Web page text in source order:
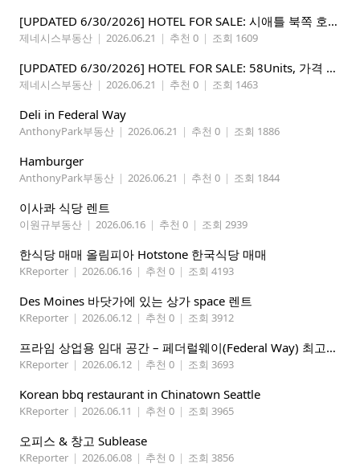
[UPDATED 6/30/2026] HOTEL FOR SALE: 시애틀 북쪽 호텔 – 연매상 200만불, 순수입 80만불, 핵심 입지
제네시스부동산 | 2026.06.21 | 추천 0 | 조회 1609
[UPDATED 6/30/2026] HOTEL FOR SALE: 58Units, 가격 295만불, 연매상 135만불
제네시스부동산 | 2026.06.21 | 추천 0 | 조회 1463
Deli in Federal Way
AnthonyPark부동산 | 2026.06.21 | 추천 0 | 조회 1886
Hamburger
AnthonyPark부동산 | 2026.06.21 | 추천 0 | 조회 1844
이사콰 식당 렌트
이원규부동산 | 2026.06.16 | 추천 0 | 조회 2939
한식당 매매 올림피아 Hotstone 한국식당 매매
KReporter | 2026.06.16 | 추천 0 | 조회 4193
Des Moines 바닷가에 있는 상가 space 렌트
KReporter | 2026.06.12 | 추천 0 | 조회 3912
프라임 상업용 임대 공간 – 페더럴웨이(Federal Way) 최고의 가시성 입지
KReporter | 2026.06.12 | 추천 0 | 조회 3693
Korean bbq restaurant in Chinatown Seattle
KReporter | 2026.06.11 | 추천 0 | 조회 3965
오피스 & 창고 Sublease
KReporter | 2026.06.08 | 추천 0 | 조회 3856